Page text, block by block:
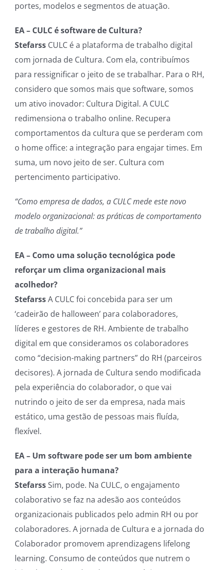
portes, modelos e segmentos de atuação.
EA – CULC é software de Cultura?
Stefarss CULC é a plataforma de trabalho digital
com jornada de Cultura. Com ela, contribuímos
para ressignificar o jeito de se trabalhar. Para o RH,
considero que somos mais que software, somos
um ativo inovador: Cultura Digital. A CULC
redimensiona o trabalho online. Recupera
comportamentos da cultura que se perderam com
o home office: a integração para engajar times. Em
suma, um novo jeito de ser. Cultura com
pertencimento participativo.
“Como empresa de dados, a CULC mede este novo
modelo organizacional: as práticas de comportamento
de trabalho digital.”
EA – Como uma solução tecnológica pode
reforçar um clima organizacional mais
acolhedor?
StefarssA CULC foi concebida para ser um
‘cadeirão de halloween’ para colaboradores,
líderes e gestores de RH. Ambiente de trabalho
digital em que consideramos os colaboradores
como “decision-making partners” do RH (parceiros
decisores). A jornada de Cultura sendo modificada
pela experiência do colaborador, o que vai
nutrindo o jeito de ser da empresa, nada mais
estático, uma gestão de pessoas mais fluída,
flexível.
EA – Um software pode ser um bom ambiente
para a interação humana?
StefarssSim, pode. Na CULC, o engajamento
colaborativo se faz na adesão aos conteúdos
organizacionais publicados pelo admin RH ou por
colaboradores. A jornada de Cultura e a jornada do
Colaborador promovem aprendizagens lifelong
learning. Consumo de conteúdos que nutrem o